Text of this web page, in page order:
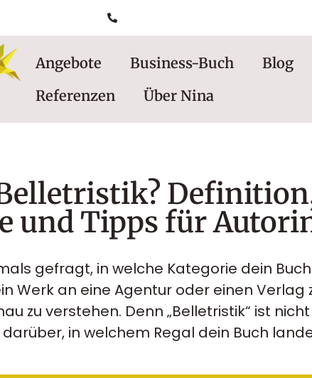
Angebote Business-Buch Blog
Referenzen
Über Nina
und Tipps für
gefragt, in welche Kategorie dein
Werk an eine Agentur oder einen
zu verstehen. Denn „Belletristik“ ist
in welchem Regal dein Buch